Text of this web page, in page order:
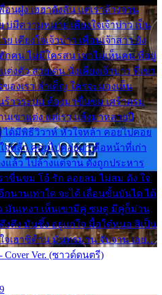
นฝูง เฮฮาดังลั่น แต่เราล้างจาน
บ่มีความหมาย เคียงใจเจ้าบ่าว เป็น
เคียงใจเจ้าบ่าว เพื่อนเจ้าสาว ยัง
กคน ไม่มีใครสน เขาไม่เห็นคน ที่อยู่
ต่งตัว สวยเด่น นั่งเคียงเจ้าบ่าว ที่เขา
ของเรา ลำเค็ญ ใครจะมองเห็น
ร้าวระบม ต้องมาขื่นขม เศร้าตรม
เขาแต่ง แต่เรา แล้งมาหลายปี
ได้มีพิธีวิวาห์ หัวใจหล้า คอยไปคอย
จหล้า คอยไปคอยมา คือหน้าที่เก่า
แล้ว ไปล้างแต่จาน ดั่งถูกประหาร
าขื่นขม โอ้ รัก ลอยลม ไม่สม ดัง ใจ
นานเท่าใด จะได้ เลื่อนขั้นบันได ได้
มันเหงา เห็นเขามีคู่ ซมดู มีคู่ก็ม่วน
งตึง มันซึ้ง อยู่แก่ใจ มื้อใด๋หนอ สิเป็น
จเฮาซิด้าน มันทรมาน จับจาน เอย…
Ver. (ซาวด์ดนตรี)